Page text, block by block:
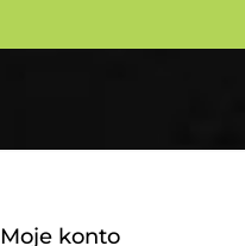
Moje konto